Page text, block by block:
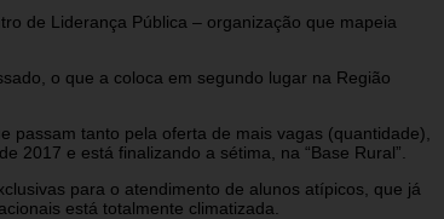
de Liderança Pública – organização que mapeia
o que a coloca em segundo lugar na Região
tanto pela oferta de mais vagas (quantidade),
2017 e está finalizando a sétima, na “Base Rural”.
para o atendimento de alunos atípicos, que já
está totalmente climatizada.